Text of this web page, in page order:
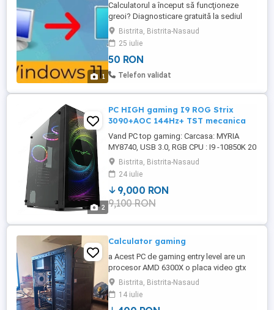
1
Calculatorul a început să funcţioneze
greoi? Diagnosticare gratuită la sediul
clientului! Verificare, curățare, update,
upgrade, întreținere calculator. Îţi garantez
o soluţie ieftină cu ajutorul căreia
calculatorul tău va primi o nouă viață!
Bistrita, Bistrita-Nasaud
25 iulie
50 RON
Telefon validat
2
PC HIGH gaming I9 ROG Strix
3090+AOC 144Hz+ TST mecanica
Vand PC top gaming: Carcasa: MYRIA
MY8740, USB 3.0, RGB CPU : I9 -10850K 20
Cores Logical max 5.2GHz MB: Asus Prime
Z490-P RAM: 32 GB DDR4 Video: Asus
Rog Strix RTX 3090 (cea mai buna
performanta la data aparitiei 3000 euro)
Stocare: 2x 512 GB SSD m.2 NVMe Sursa:
Bistrita, Bistrita-Nasaud
24 iulie
9,000 RON
9,100 RON
Calculator gaming
a Acest PC de gaming entry level are un
procesor AMD 6300X o placa video gtx
960 2gb 8 gb RAM pc-ul este bun pentru
jocuri că cs2 fortnite ROBLOX gta v etc
preț 400 preț fix PREDARE PERSONALA LA
Bistrita, Bistrita-Nasaud
14 iulie